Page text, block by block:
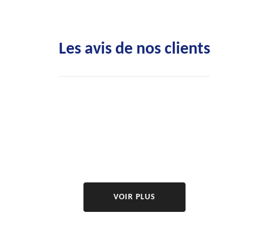
Les avis de nos clients
VOIR PLUS